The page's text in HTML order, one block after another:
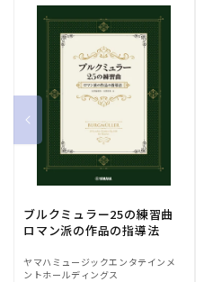
ブルクミュラー25の練習曲
ロマン派の作品の指導法
販
ヤマハミュージックエンタテインメ
ントホールディングス